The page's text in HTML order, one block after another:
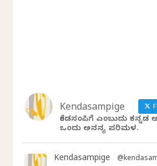
Kendasampige
ಕೆಂಡಸಂಪಿಗೆ ಎಂಬುದು
ಒಂದು ಅನನ್ಯ ಪರಿಮಳ.
Kendasampige